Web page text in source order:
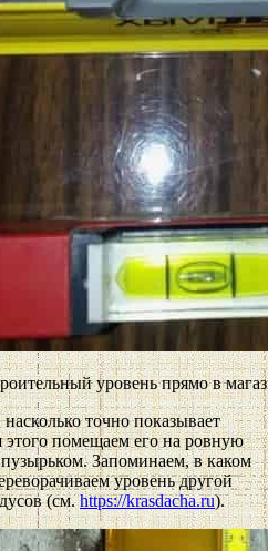
уровень прямо в
точно показывает
этого помещаем его на ровную
Запоминаем, в каком
уровень другой
(см.https://krasdacha.ru).